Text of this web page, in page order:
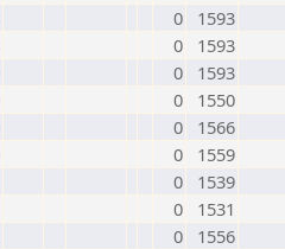
0
1593
0
1593
0
1593
0
1550
0
1566
0
1559
0
1539
0
1531
0
1556